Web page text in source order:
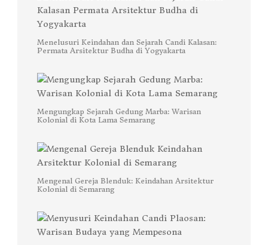
Menelusuri Keindahan dan Sejarah Candi Kalasan:
Permata Arsitektur Budha di Yogyakarta
Mengungkap Sejarah Gedung Marba: Warisan
Kolonial di Kota Lama Semarang
Mengenal Gereja Blenduk: Keindahan Arsitektur
Kolonial di Semarang